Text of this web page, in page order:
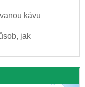
kávu
jak